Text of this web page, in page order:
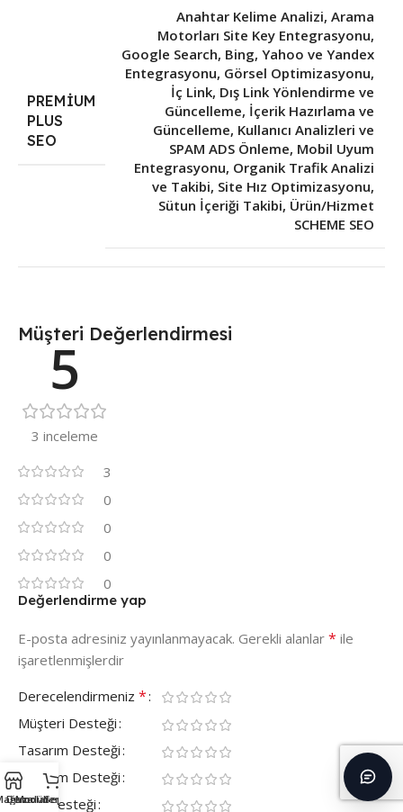
PREMIUM
PLUS
SEO
Anahtar Kelime Analizi, Arama
Motorları Site Key Entegrasyonu,
Google Search, Bing, Yahoo ve Yandex
Entegrasyonu, Görsel Optimizasyonu,
İç Link, Dış Link Yönlendirme ve
Güncelleme, İçerik Hazırlama ve
Güncelleme, Kullanıcı Analizleri ve
SPAM ADS Önleme, Mobil Uyum
Entegrasyonu, Organik Trafik Analizi
ve Takibi, Site Hız Optimizasyonu,
Sütun İçeriği Takibi, Ürün/Hizmet
SCHEME SEO
Müşteri Değerlendirmesi
5
3 inceleme
3
0
0
0
0
Değerlendirme yap
E-posta adresiniz yayınlanmayacak. Gerekli alanlar * ile
işaretlenmişlerdir
Derecelendirmeniz *
Müşteri Desteği
Tasarım Desteği
Kurulum Desteği
SEO Desteği
Demolar
ModüllerSepet